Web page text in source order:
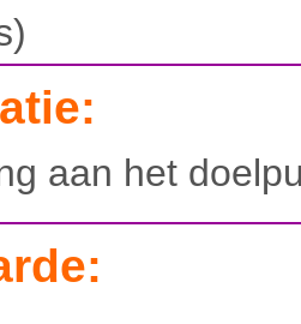
aan het